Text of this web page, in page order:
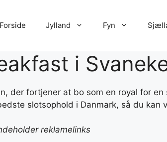
Forside Jylland Fyn
i
der fortjener at bo som en royal for
slotsophold i Danmark, så du kan
reklamelinks